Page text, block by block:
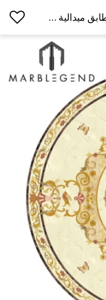
مصقول WATERJET الكلاسيكية الجولة الطابق ميدالية تصميم رخام البطانة